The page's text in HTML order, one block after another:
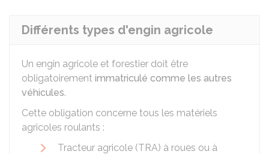
Différents types d'engin agricole
Un engin agricole et forestier doit être
obligatoirement immatriculé comme les autres
véhicules.
Cette obligation concerne tous les matériels
agricoles roulants :
Tracteur agricole (TRA) à roues ou à